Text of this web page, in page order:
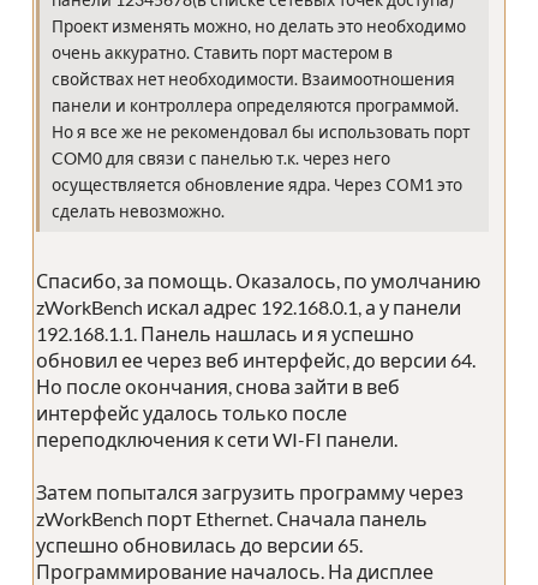
Проект изменять можно, но делать это необходимо
очень аккуратно. Ставить порт мастером в
свойствах нет необходимости. Взаимоотношения
панели и контроллера определяются программой.
Но я все же не рекомендовал бы использовать порт
COM0 для связи с панелью т.к. через него
осуществляется обновление ядра. Через СОМ1 это
сделать невозможно.
Спасибо, за помощь. Оказалось, по умолчанию
zWorkBench искал адрес 192.168.0.1, а у панели
192.168.1.1. Панель нашлась и я успешно
обновил ее через веб интерфейс, до версии 64.
Но после окончания, снова зайти в веб
интерфейс удалось только после
переподключения к сети WI-FI панели.
Затем попытался загрузить программу через
zWorkBench порт Ethernet. Сначала панель
успешно обновилась до версии 65.
Программирование началось. На дисплее